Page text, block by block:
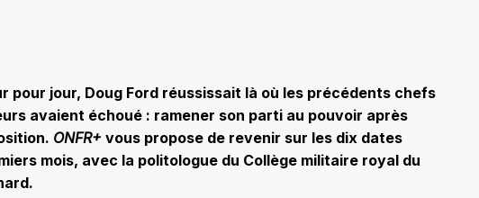
pour jour, Doug Ford réussissait là où les précédents chefs
avaient échoué : ramener son parti au pouvoir après
ONFR+ vous propose de revenir sur les dix dates
mois, avec la politologue du Collège militaire royal du